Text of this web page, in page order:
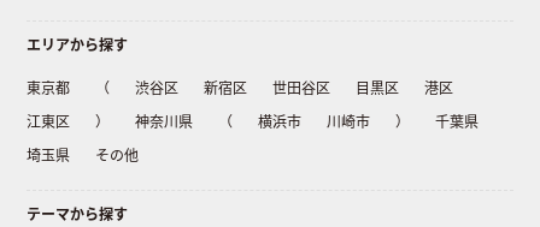
エリアから探す
東京都 （ 渋谷区 新宿区 世田谷区 目黒区
港区
江東区
） 神奈川県 （ 横浜市 川崎市 ）
千葉県
埼玉県
その他
テーマから探す